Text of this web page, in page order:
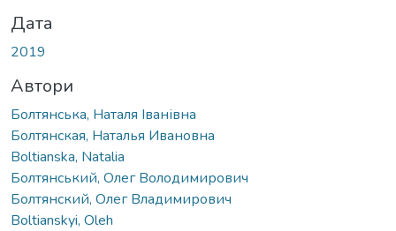
Дата
2019
Автори
Болтянська, Наталя Іванівна
Болтянская, Наталья Ивановна
Boltianska, Natalia
Болтянський, Олег Володимирович
Болтянский, Олег Владимирович
Boltianskyi, Oleh